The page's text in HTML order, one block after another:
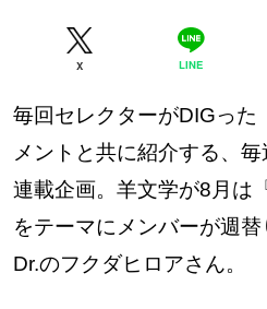
X LINE
毎回セレクターがDIGった
メントと共に紹介する、
連載企画。羊文学が8月は
をテーマにメンバーが週
Dr.のフクダヒロアさん。